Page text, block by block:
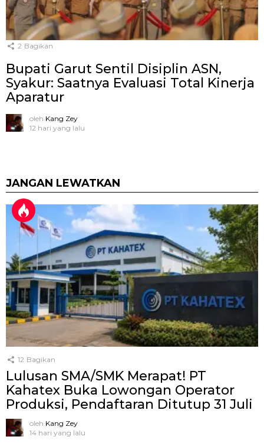
2 Bagikan
Bupati Garut Sentil Disiplin ASN,
Syakur: Saatnya Evaluasi Total Kinerja
Aparatur
oleh Kang Zey
12 hari yang lalu
JANGAN LEWATKAN
12 Bagikan
Lulusan SMA/SMK Merapat! PT
Kahatex Buka Lowongan Operator
Produksi, Pendaftaran Ditutup 31 Juli
oleh Kang Zey
14 hari yang lalu